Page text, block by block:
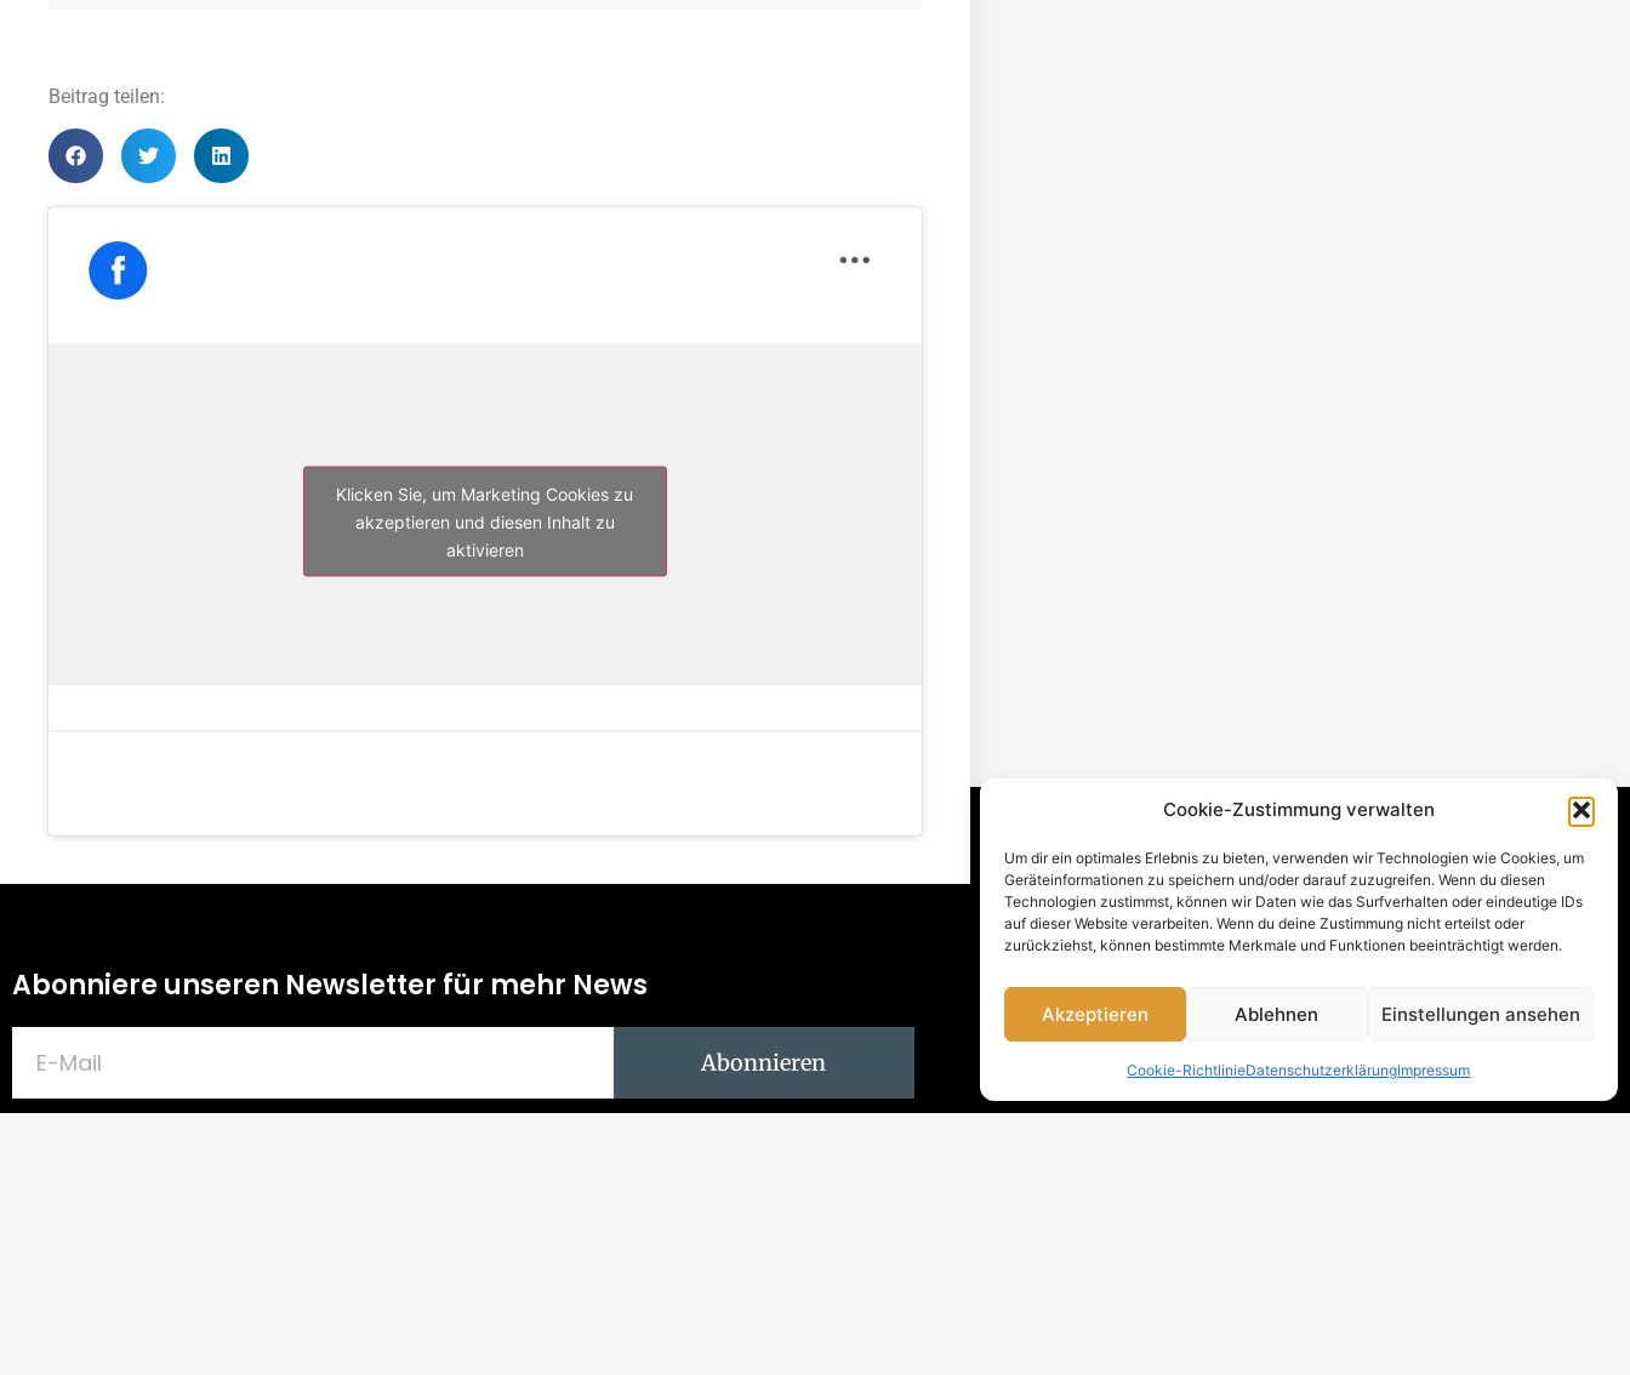
Cookie-Zustimmung verwalten
Um dir ein optimales Erlebnis zu bieten, verwenden wir Technologien wie Cookies, um
Geräteinformationen zu speichern und/oder darauf zuzugreifen. Wenn du diesen
Technologien zustimmst, können wir Daten wie das Surfverhalten oder eindeutige IDs
auf dieser Website verarbeiten. Wenn du deine Zustimmung nicht erteilst oder
zurückziehst, können bestimmte Merkmale und Funktionen beeinträchtigt werden.
Akzeptieren Ablehnen Einstellungen ansehen
Cookie-RichtlinieDatenschutzerklärungImpressum
Beitrag teilen:
Klicken Sie, um Marketing Cookies zu
akzeptieren und diesen Inhalt zu
aktivieren
Abonniere unseren Newsletter für mehr News
Abonnieren